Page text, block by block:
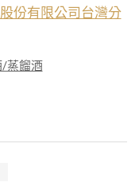
份有限公司台灣分
蒸餾酒